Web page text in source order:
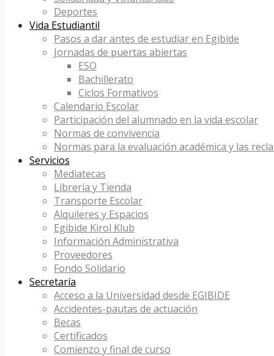
Deportes
Vida Estudiantil
Pasos a dar antes de estudiar en Egibide
Jornadas de puertas abiertas
ESO
Bachillerato
Ciclos Formativos
Calendario Escolar
Participación del alumnado en la vida escolar
Normas de convivencia
Normas para la evaluación académica y las
Servicios
Mediatecas
Librería y Tienda
Transporte Escolar
Alquileres y Espacios
Egibide Kirol Klub
Información Administrativa
Proveedores
Fondo Solidario
Secretaría
Acceso a la Universidad desde EGIBIDE
Accidentes-pautas de actuación
Becas
Certificados
Comienzo y final de curso